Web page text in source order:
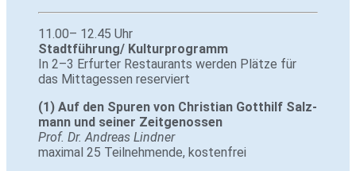
11.00– 12.45 Uhr
Stadtführung/ Kul­tur­pro­gramm
In 2–3 Erfurter Restau­rants werden Plätze für
das Mit­tag­essen reserviert
(1) Auf den Spuren von Chris­tian Gott­hilf Salz­
mann und seiner Zeit­ge­nossen
Prof. Dr. Andreas Lindner
maximal 25 Teil­neh­mende, kostenfrei